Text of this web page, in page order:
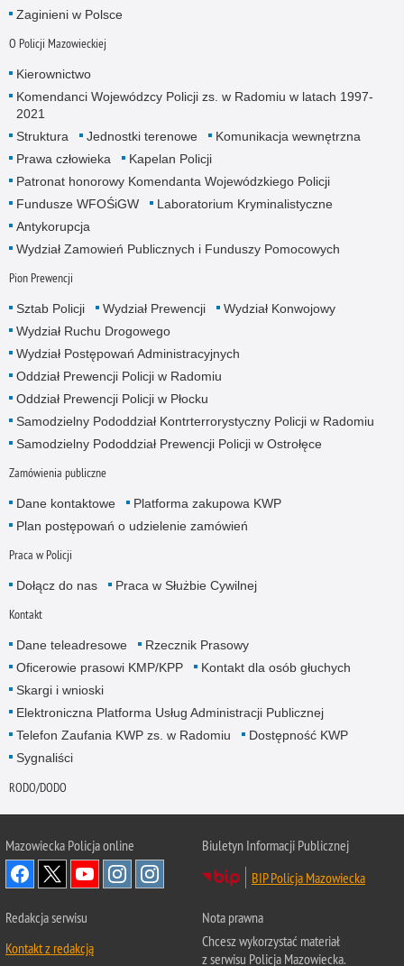
Zaginieni w Polsce
O Policji Mazowieckiej
Kierownictwo
Komendanci Wojewódzcy Policji zs. w Radomiu w latach 1997-
2021
Struktura
Jednostki terenowe
Komunikacja wewnętrzna
Prawa człowieka
Kapelan Policji
Patronat honorowy Komendanta Wojewódzkiego Policji
Fundusze WFOŚiGW
Laboratorium Kryminalistyczne
Antykorupcja
Wydział Zamowień Publicznych i Funduszy Pomocowych
Pion Prewencji
Sztab Policji Wydział Prewencji
Wydział Konwojowy
Wydział Ruchu Drogowego
Wydział Postępowań Administracyjnych
Oddział Prewencji Policji w Radomiu
Oddział Prewencji Policji w Płocku
Samodzielny Pododdział Kontrterrorystyczny Policji w Radomiu
Samodzielny Pododdział Prewencji Policji w Ostrołęce
Zamówienia publiczne
Dane kontaktowe
Platforma zakupowa KWP
Plan postępowań o udzielenie zamówień
Praca w Policji
Dołącz do nas Praca w Służbie Cywilnej
Kontakt
Dane teleadresowe
Rzecznik Prasowy
Oficerowie prasowi KMP/KPP
Kontakt dla osób głuchych
Skargi i wnioski
Elektroniczna Platforma Usług Administracji Publicznej
Telefon Zaufania KWP zs. w Radomiu
Dostępność KWP
Sygnaliści
RODO/DODO
Mazowiecka Policja online
Biuletyn Informacji Publicznej
BIP Policja Mazowiecka
Redakcja serwisu
Kontakt z redakcją
Nota prawna
Chcesz wykorzystać materiał
z serwisu Policja Mazowiecka.